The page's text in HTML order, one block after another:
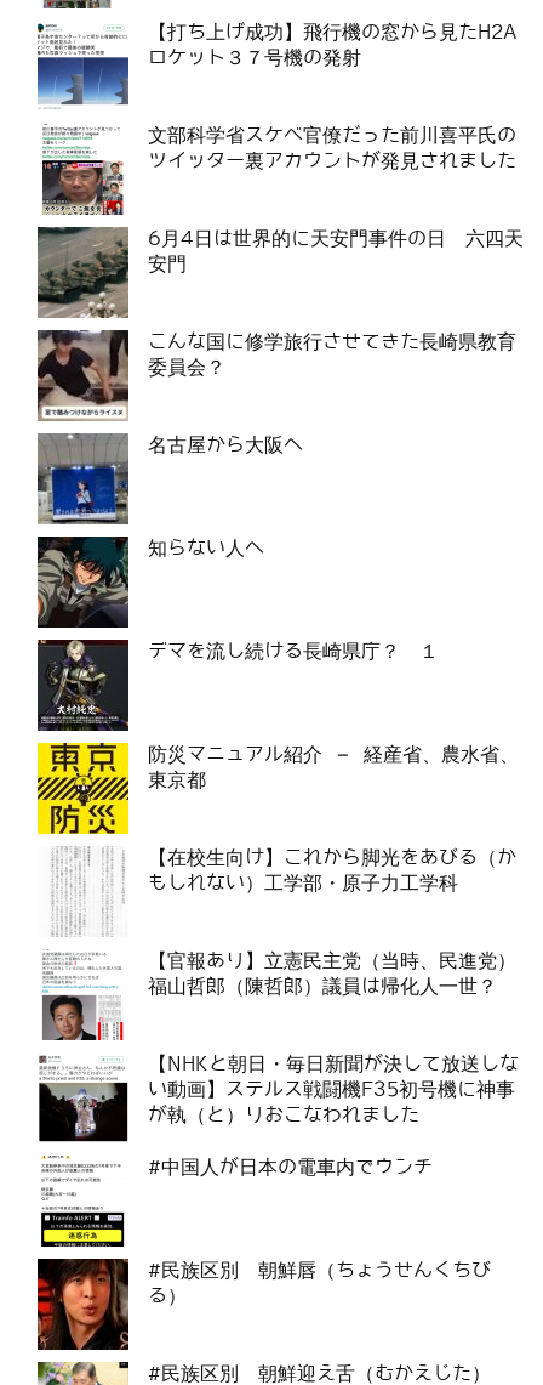
【打ち上げ成功】飛行機の窓から見たH2A
ロケット３７号機の発射
文部科学省スケベ官僚だった前川喜平氏の
ツイッター裏アカウントが発見されました
6月4日は世界的に天安門事件の日 六四天
安門
こんな国に修学旅行させてきた長崎県教育
委員会？
名古屋から大阪へ
知らない人へ
デマを流し続ける長崎県庁？ １
防災マニュアル紹介 – 経産省、農水省、
東京都
【在校生向け】これから脚光をあびる（か
もしれない）工学部・原子力工学科
【官報あり】立憲民主党（当時、民進党）
福山哲郎（陳哲郎）議員は帰化人一世？
【NHKと朝日・毎日新聞が決して放送しな
い動画】ステルス戦闘機F35初号機に神事
が執（と）りおこなわれました
#中国人が日本の電車内でウンチ
#民族区別 朝鮮唇（ちょうせんくちび
る）
#民族区別 朝鮮迎え舌（むかえじた）